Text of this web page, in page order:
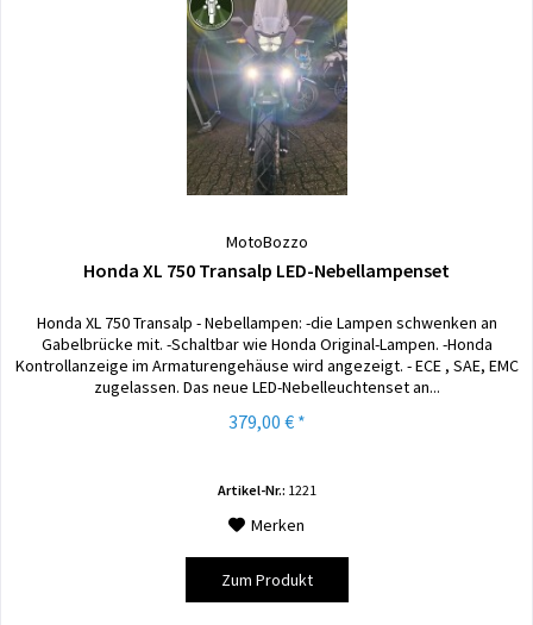
MotoBozzo
Honda XL 750 Transalp LED-Nebellampenset
Honda XL 750 Transalp - Nebellampen: -die Lampen schwenken an
Gabelbrücke mit. -Schaltbar wie Honda Original-Lampen. -Honda
Kontrollanzeige im Armaturengehäuse wird angezeigt. - ECE , SAE, EMC
zugelassen. Das neue LED-Nebelleuchtenset an...
379,00 € *
Artikel-Nr.: 1221
Merken
Zum Produkt